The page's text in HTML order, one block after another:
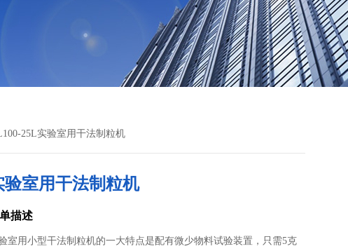
25L实验室用干法制粒机
验室用干法制粒机
描述
室用小型干法制粒机的一大特点是配有微少物料试验装置，只需5克